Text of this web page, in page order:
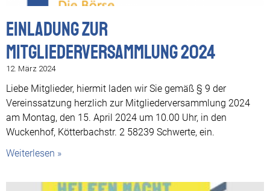
Einladung zur
Mitgliederversammlung 2024
12. März 2024
Liebe Mitglieder, hiermit laden wir Sie gemäß § 9 der
Vereinssatzung herzlich zur Mitgliederversammlung 2024
am Montag, den 15. April 2024 um 10.00 Uhr, in den
Wuckenhof, Kötterbachstr. 2 58239 Schwerte, ein.
Weiterlesen »